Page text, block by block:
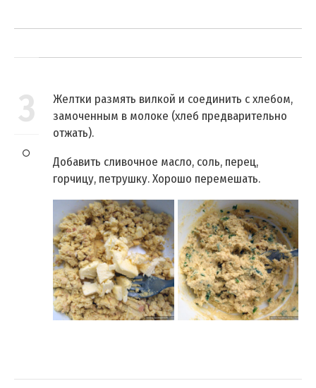
3
Желтки размять вилкой и соединить с хлебом,
замоченным в молоке (хлеб предварительно
отжать).
Добавить сливочное масло, соль, перец,
горчицу, петрушку. Хорошо перемешать.